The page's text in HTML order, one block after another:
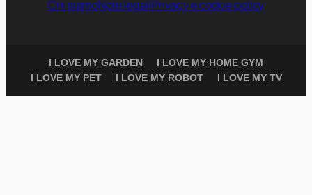
Chi siamoNote legaliPrivacy e cookie policy
I LOVE MY GARDEN
I LOVE MY HOME GYM
I LOVE MY PET
I LOVE MY ROBOT I LOVE MY TV